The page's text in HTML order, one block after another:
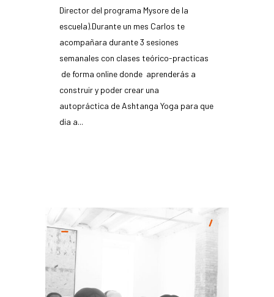
Director del programa Mysore de la
escuela).Durante un mes Carlos te
acompañara durante 3 sesiones
semanales con clases teórico-practicas
de forma online donde aprenderás a
construir y poder crear una
autopráctica de Ashtanga Yoga para que
dia a...